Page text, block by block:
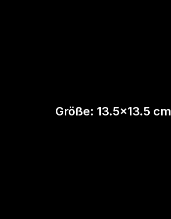
Größe: 13.5x13.5 cm